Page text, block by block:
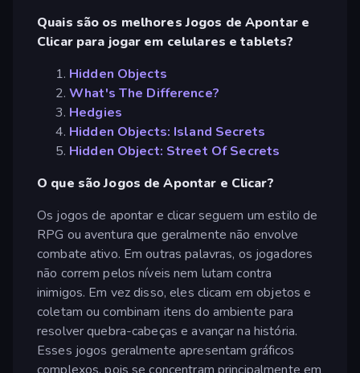
Quais são os melhores Jogos de Apontar e
Clicar para jogar em celulares e tablets?
Hidden Objects
What's The Difference?
Hedgies
Hidden Objects: Island Secrets
Hidden Object: Street Of Secrets
O que são Jogos de Apontar e Clicar?
Os jogos de apontar e clicar seguem um estilo de
RPG ou aventura que geralmente não envolve
combate ativo. Em outras palavras, os jogadores
não correm pelos níveis nem lutam contra
inimigos. Em vez disso, eles clicam em objetos e
coletam ou combinam itens do ambiente para
resolver quebra-cabeças e avançar na história.
Esses jogos geralmente apresentam gráficos